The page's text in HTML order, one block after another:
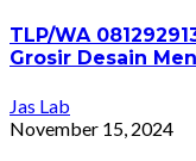
TLP/WA
Grosir Desain
Jas Lab
November 15, 2024